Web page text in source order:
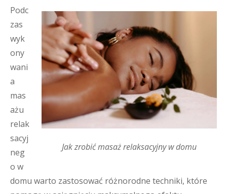
Jak zrobić masaż relaksacyjny w domu
Podc
zas
wyk
ony
wani
a
mas
ażu
relak
sacyj
neg
o w
domu warto zastosować różnorodne techniki, które